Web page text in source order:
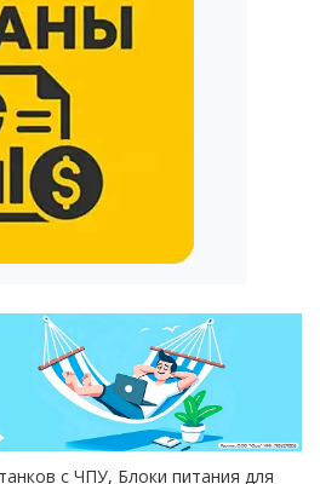
с ЧПУ, Блоки питания для